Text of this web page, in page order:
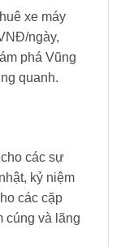
xe máy
ngày,
phá Vũng
quanh.
các sự
kỷ niệm
các cặp
cúng và lãng